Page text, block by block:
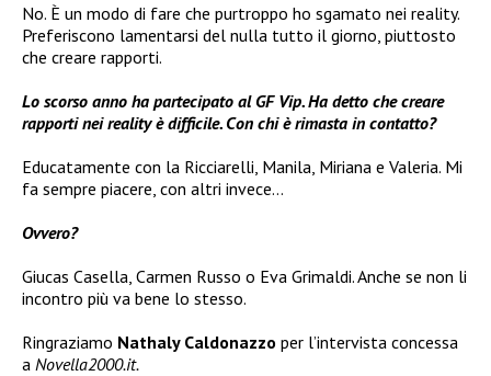
No. È un modo di fare che purtroppo ho sgamato nei reality.
Preferiscono lamentarsi del nulla tutto il giorno, piuttosto
che creare rapporti.
Lo scorso anno ha partecipato al GF Vip. Ha detto che creare
rapporti nei reality è difficile. Con chi è rimasta in contatto?
Educatamente con la Ricciarelli, Manila, Miriana e Valeria. Mi
fa sempre piacere, con altri invece…
Ovvero?
Giucas Casella, Carmen Russo o Eva Grimaldi. Anche se non li
incontro più va bene lo stesso.
Ringraziamo Nathaly Caldonazzo per l’intervista concessa
a Novella2000.it.